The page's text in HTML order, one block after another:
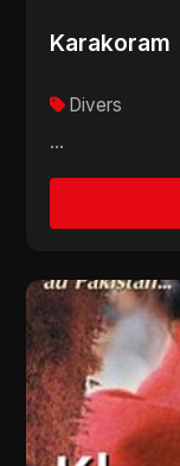
Karakoram
Divers
...